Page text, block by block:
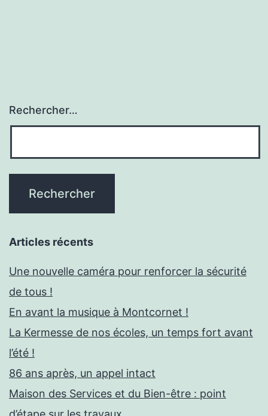
Rechercher…
Articles récents
Une nouvelle caméra pour renforcer la sécurité
de tous !
En avant la musique à Montcornet !
La Kermesse de nos écoles, un temps fort avant
l’été !
86 ans après, un appel intact
Maison des Services et du Bien-être : point